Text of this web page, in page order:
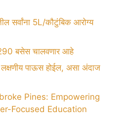
सर्वांना 5L/कौटुंबिक आरोग्य
बसेस चालवणार आहे
पाऊस होईल, असा अंदाज
Pines: Empowering
Focused Education